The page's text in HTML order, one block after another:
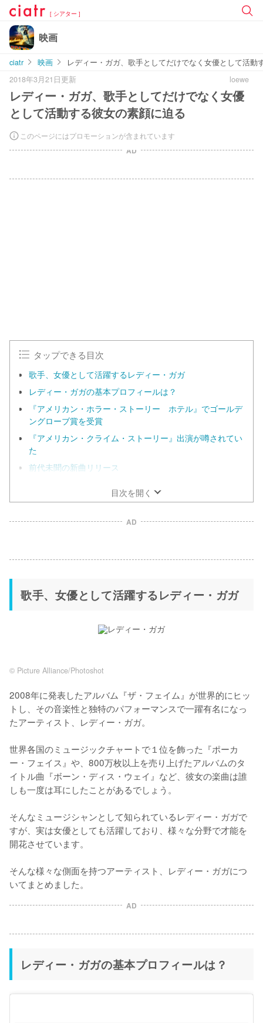
[ シアター ]
映画
ciatr 映画
レディー・ガガ、歌手としてだけでなく女優として活動
2018年3月21日更新
loewe
レディー・ガガ、歌手としてだけでなく女優
として活動する彼女の素顔に迫る
このページにはプロモーションが含まれています
AD
タップできる目次
歌手、女優として活躍するレディー・ガガ
レディー・ガガの基本プロフィールは？
『アメリカン・ホラー・ストーリー ホテル』でゴールデ
ングローブ賞を受賞
『アメリカン・クライム・ストーリー』出演が噂されてい
た
前代未聞の新曲リリース
目次を開く
AD
歌手、女優として活躍するレディー・ガガ
© Picture Alliance/Photoshot
2008年に発表したアルバム『ザ・フェイム』が世界的にヒッ
トし、その音楽性と独特のパフォーマンスで一躍有名になっ
たアーティスト、レディー・ガガ。
世界各国のミュージックチャートで１位を飾った『ポーカ
ー・フェイス』や、800万枚以上を売り上げたアルバムのタ
イトル曲『ボーン・ディス・ウェイ』など、彼女の楽曲は誰
しも一度は耳にしたことがあるでしょう。
そんなミュージシャンとして知られているレディー・ガガで
すが、実は女優としても活躍しており、様々な分野で才能を
開花させています。
そんな様々な側面を持つアーティスト、レディー・ガガにつ
AD
レディー・ガガの基本プロフィールは？